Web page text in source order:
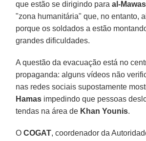
que estão se dirigindo paraal-
"zona humanitária" que, no entanto,
porque os soldados a estão
grandes dificuldades.
A questão da evacuação está no
propaganda: alguns vídeos não
nas redes sociais supostamente
Hamas impedindo que pessoas
tendas na área de Khan Younis.
OCOGAT, coordenador da